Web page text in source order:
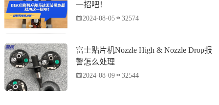
一招吧！
2024-08-05 32574
富士贴片机Nozzle High & Nozzle Drop报
警怎么处理
2024-08-09 32544